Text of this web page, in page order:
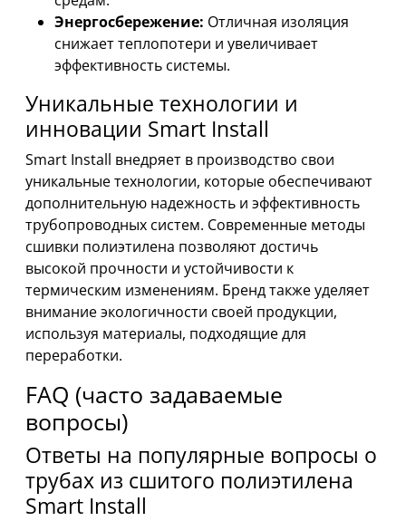
Энергосбережение: Отличная изоляция
снижает теплопотери и увеличивает
эффективность системы.
Уникальные технологии и
инновации Smart Install
Smart Install внедряет в производство свои
уникальные технологии, которые обеспечивают
дополнительную надежность и эффективность
трубопроводных систем. Современные методы
сшивки полиэтилена позволяют достичь
высокой прочности и устойчивости к
термическим изменениям. Бренд также уделяет
внимание экологичности своей продукции,
используя материалы, подходящие для
переработки.
FAQ (часто задаваемые
вопросы)
Ответы на популярные вопросы о
трубах из сшитого полиэтилена
Smart Install